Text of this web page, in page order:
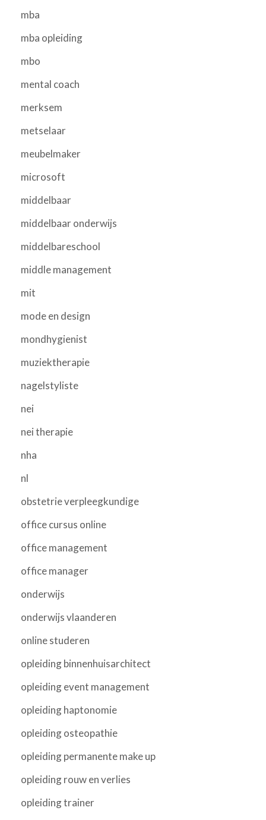
mba
mba opleiding
mbo
mental coach
merksem
metselaar
meubelmaker
microsoft
middelbaar
middelbaar onderwijs
middelbareschool
middle management
mit
mode en design
mondhygienist
muziektherapie
nagelstyliste
nei
nei therapie
nha
nl
obstetrie verpleegkundige
office cursus online
office management
office manager
onderwijs
onderwijs vlaanderen
online studeren
opleiding binnenhuisarchitect
opleiding event management
opleiding haptonomie
opleiding osteopathie
opleiding permanente make up
opleiding rouw en verlies
opleiding trainer